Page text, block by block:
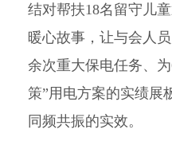
结对帮扶18名留守儿
暖心故事，让与会人
余次重大保电任务、
策”用电方案的实绩展
同频共振的实效。